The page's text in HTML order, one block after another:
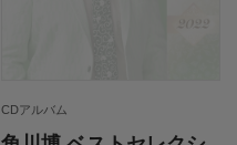
CDアルバム